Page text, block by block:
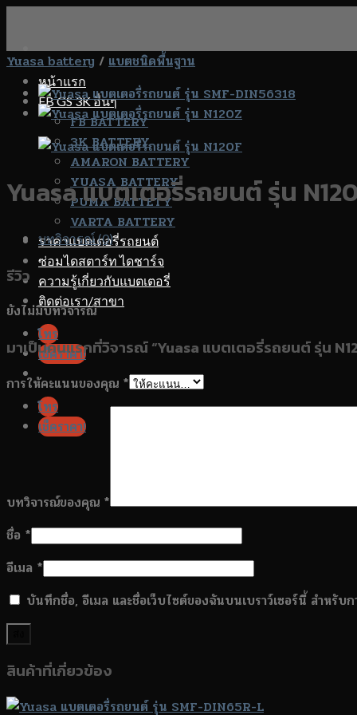
content
หน้าแรก
FB GS 3K อื่นๆ
FB BATTERY
3K BATTERY
AMARON BATTERY
YUASA BATTERY
PUMA BATTETY
VARTA BATTERY
ราคาแบตเตอรี่รถยนต์
ซ่อมไดสตาร์ท ไดชาร์จ
ความรู้เกี่ยวกับแบตเตอรี่
ติดต่อเรา/สาขา
โทร
เช็คราคา!
โทร
เช็คราคา!
Yuasa battery / แบตชนิดพื้นฐาน
Yuasa แบตเตอรี่รถยนต์ รุ่น
บทวิจารณ์ (0)
รีวิว
ยังไม่มีบทวิจารณ์
มาเป็นคนแรกที่วิจารณ์ “Yuasa แบตเตอรี่รถยนต์ รุ่น
การให้คะแนนของคุณ *
บทวิจารณ์ของคุณ *
ชื่อ *
อีเมล *
บันทึกชื่อ, อีเมล และชื่อเว็บไซต์ของฉันบนเบราว์เซอร์นี้ สำหรับ
สินค้าที่เกี่ยวข้อง